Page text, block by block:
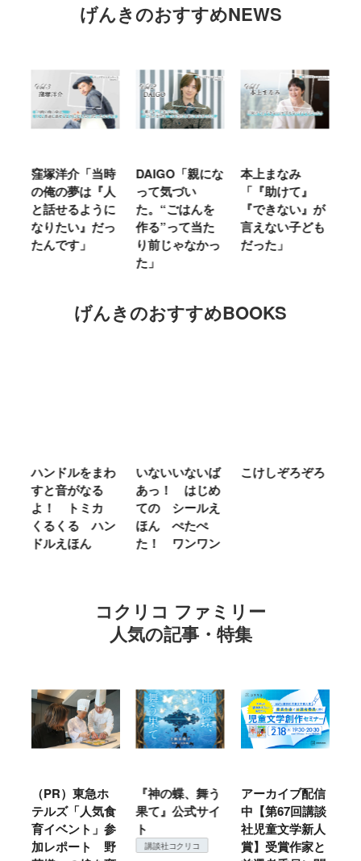
げんきのおすすめNEWS
窪塚洋介「当時
の俺の夢は『人
と話せるように
なりたい』だっ
たんです」
DAIGO「親にな
って気づい
た。“ごはんを
作る”って当た
り前じゃなかっ
た」
本上まなみ
「『助けて』
『できない』が
言えない子ども
だった」
げんきのおすすめBOOKS
ハンドルをまわ
すと音がなる
よ！ トミカ
くるくる ハン
ドルえほん
いないいないば
あっ！ はじめ
ての シールえ
ほん ぺたぺ
た！ ワンワン
こけしぞろぞろ
コクリコ ファミリー
人気の記事・特集
（PR）東急ホ
テルズ「人気食
育イベント」参
加レポート 野
『神の蝶、舞う
果て』公式サイ
ト
講談社コクリコ
アーカイブ配信
中【第67回講談
社児童文学新人
賞】受賞作家と